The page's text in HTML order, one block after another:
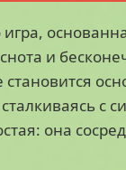
и
становится
с
она